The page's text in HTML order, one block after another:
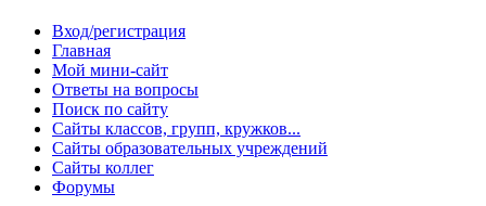
Вход/регистрация
Главная
Мой мини-сайт
Ответы на вопросы
Поиск по сайту
Сайты классов, групп, кружков...
Сайты образовательных учреждений
Сайты коллег
Форумы